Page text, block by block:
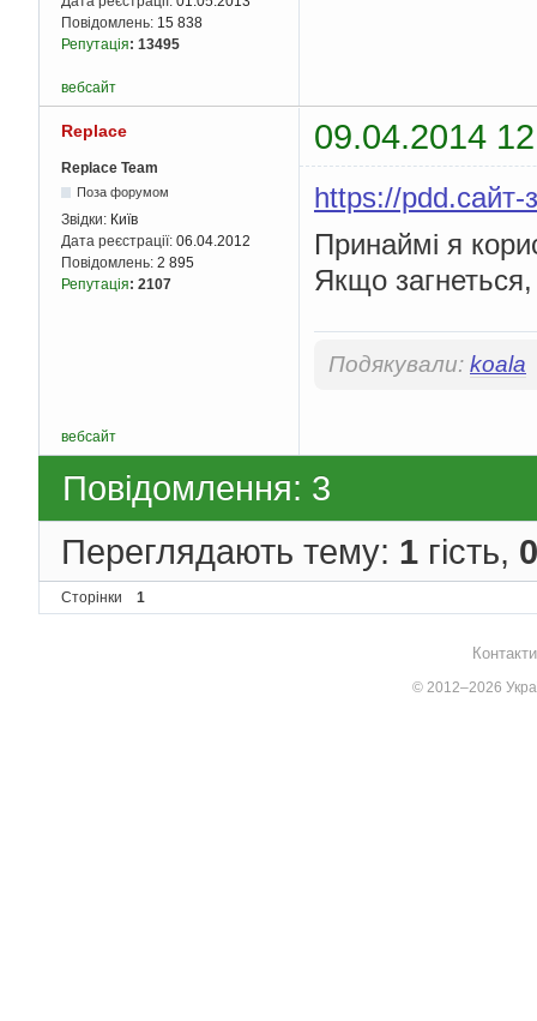
Повідомлень: 15 838
Репутація: 13495
вебсайт
Replace 09.04.2014
Replace Team
Поза форумом
Звідки: Київ
Дата реєстрації: 06.04.2012
Повідомлень: 2 895
Репутація: 2107
https://pdd.сайт-
Принаймі я
Якщо
Подякували: koala
вебсайт
Повідомлення: 3
Переглядають тему: 1 гість, 0
Сторінки 1
© 2012–2026